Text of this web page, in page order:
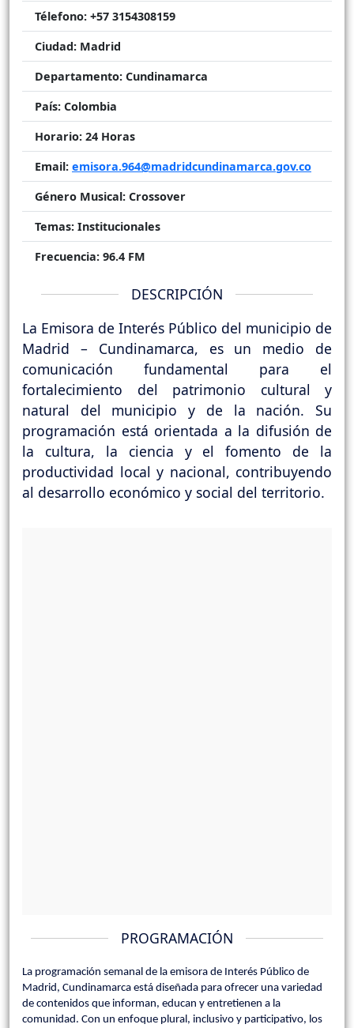
Télefono: +57 3154308159
Ciudad: Madrid
Departamento: Cundinamarca
País: Colombia
Horario: 24 Horas
Email: emisora.964@madridcundinamarca.gov.co
Género Musical: Crossover
Temas: Institucionales
Frecuencia: 96.4 FM
DESCRIPCIÓN
La Emisora de Interés Público del municipio de
Madrid – Cundinamarca, es un medio de
comunicación fundamental para el
fortalecimiento del patrimonio cultural y
natural del municipio y de la nación. Su
programación está orientada a la difusión de
la cultura, la ciencia y el fomento de la
productividad local y nacional, contribuyendo
al desarrollo económico y social del territorio.
PROGRAMACIÓN
La programación semanal de la emisora de Interés Público de
Madrid, Cundinamarca está diseñada para ofrecer una variedad
de contenidos que informan, educan y entretienen a la
comunidad. Con un enfoque plural, inclusivo y participativo, los